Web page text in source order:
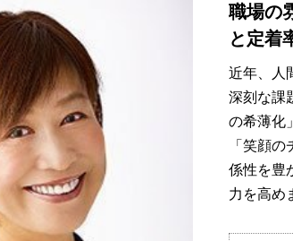
職場の
と定着
近年、人
深刻な課
の希薄化
「笑顔
係性を豊
力を高め